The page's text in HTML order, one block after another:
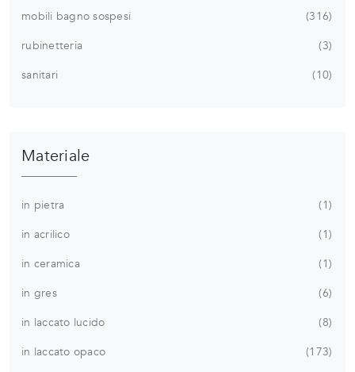
mobili bagno sospesi
316
rubinetteria
3
sanitari
10
Materiale
in pietra
1
in acrilico
1
in ceramica
1
in gres
6
in laccato lucido
8
in laccato opaco
173